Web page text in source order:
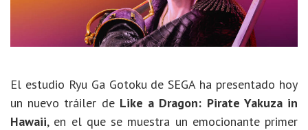
El estudio Ryu Ga Gotoku de SEGA ha presentado hoy
un nuevo tráiler de Like a Dragon: Pirate Yakuza in
Hawaii, en el que se muestra un emocionante primer